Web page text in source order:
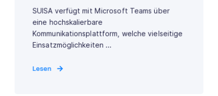
SUISA verfügt mit Microsoft Teams über
eine hochskalierbare
Kommunikationsplattform, welche vielseitige
Einsatzmöglichkeiten ...
Lesen